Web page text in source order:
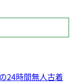
24時間無人古着